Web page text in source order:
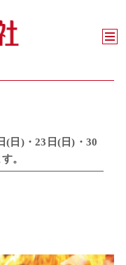
(日)・23日(日)・30
。